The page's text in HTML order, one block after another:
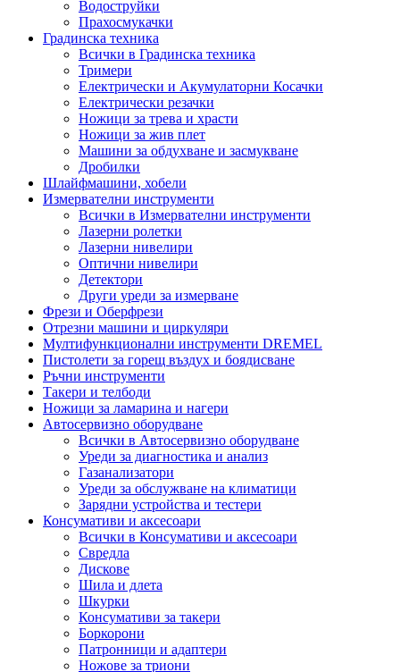
Водоструйки
Прахосмукачки
Градинска техника
Всички в Градинска техника
Тримери
Електрически и Акумулаторни Косачки
Електрически резачки
Ножици за трева и храсти
Ножици за жив плет
Машини за обдухване и засмукване
Дробилки
Шлайфмашини, хобели
Измервателни инструменти
Всички в Измервателни инструменти
Лазерни ролетки
Лазерни нивелири
Оптични нивелири
Детектори
Други уреди за измерване
Фрези и Оберфрези
Отрезни машини и циркуляри
Мултифункционални инструменти DREMEL
Пистолети за горещ въздух и боядисване
Ръчни инструменти
Такери и телбоди
Ножици за ламарина и нагери
Автосервизно оборудване
Всички в Автосервизно оборудване
Уреди за диагностика и анализ
Газанализатори
Уреди за обслужване на климатици
Зарядни устройства и тестери
Консумативи и аксесоари
Всички в Консумативи и аксесоари
Свредла
Дискове
Шила и длета
Шкурки
Консумативи за такери
Боркорони
Патронници и адаптери
Ножове за триони